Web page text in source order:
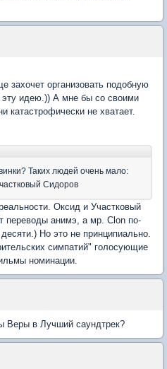
захочет организовать подобную
идею.)) А мне бы со своими
катастрофически не хватает.
Таких людей очень мало:
Сидоров
Оксид и Участковый
переводы анимэ, а мр. Clon по-
Но это не принципиально.
симпатий" голосующие
номинации.
Веры в Лучший саундтрек?